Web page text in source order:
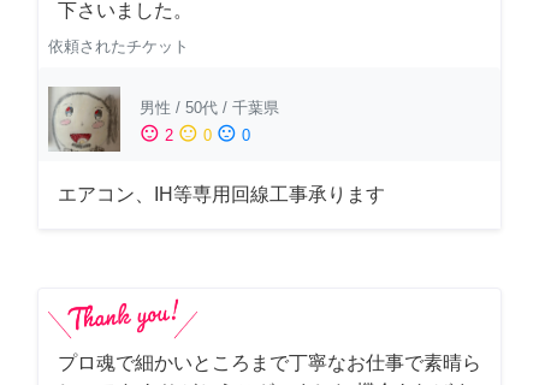
下さいました。
依頼されたチケット
男性 / 50代 / 千葉県
sentiment_satisfied 2 sentiment_neutral 0 sentiment_dissatisfied 0
エアコン、IH等専用回線工事承ります
プロ魂で細かいところまで丁寧なお仕事で素晴ら